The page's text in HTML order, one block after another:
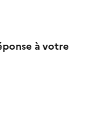
à votre